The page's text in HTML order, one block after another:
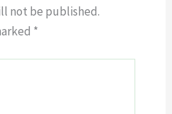
not be published.
*